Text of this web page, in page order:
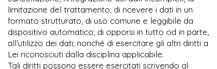
limitazione del trattamento; di ricevere i dati in un
formato strutturato, di uso comune e leggibile da
dispositivo automatico; di opporsi in tutto od in parte,
all’utilizzo dei dati; nonché di esercitare gli altri diritti a
Lei riconosciuti dalla disciplina applicabile.
Tali diritti possono essere esercitati scrivendo al